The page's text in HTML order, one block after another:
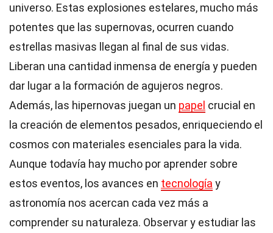
universo. Estas explosiones estelares, mucho más
potentes que las supernovas, ocurren cuando
estrellas masivas llegan al final de sus vidas.
Liberan una cantidad inmensa de energía y pueden
dar lugar a la formación de agujeros negros.
Además, las hipernovas juegan un papel crucial en
la creación de elementos pesados, enriqueciendo el
cosmos con materiales esenciales para la vida.
Aunque todavía hay mucho por aprender sobre
estos eventos, los avances en tecnología y
astronomía nos acercan cada vez más a
comprender su naturaleza. Observar y estudiar las